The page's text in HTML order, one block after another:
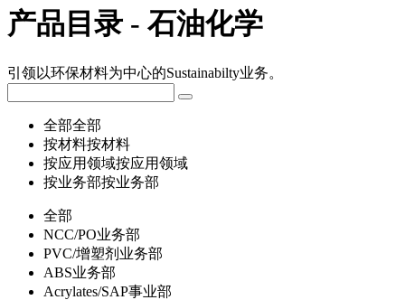
产品目录 - 石油化学
引领以环保材料为中心的Sustainabilty业务。
全部全部
按材料按材料
按应用领域按应用领域
按业务部按业务部
全部
NCC/PO业务部
PVC/增塑剂业务部
ABS业务部
Acrylates/SAP事业部